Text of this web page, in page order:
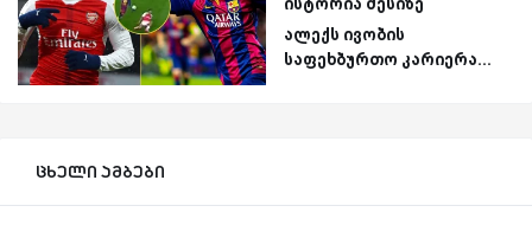
ალექს ივობის
საფეხბურთო კარიერა...
ცხელი ამბები